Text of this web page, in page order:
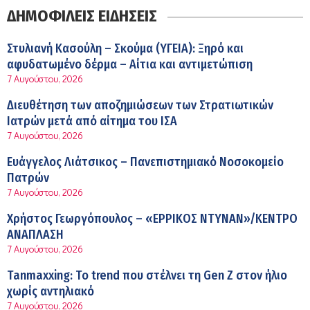
6:11 πμ
Σύσκεψη στον ΕΟΦ για την ομαλή λειτουργία της
εφοδιαστικής αλυσίδας των φαρμάκων στη διάρκεια
του καλοκαιριού
12:08 μμ
Μιχάλης Τάτσης, Insurance & Healthcare Analyst,
διευθυντής Επιχειρηματικής Ανάπτυξης Ομίλου HHG
11:54 πμ
Kavita Patel: Ένα στα πέντε καινοτόμα φάρμακα φτάνει
τελικά στην Ελλάδα
9:21 πμ
Υπάρχει τελικά «δίαιτα θυρεοειδούς»; Τι λέει η
επιστήμη για τη διατροφή και τα συμπληρώματα
7:38 πμ
Πυρκαγιά στη Δυτική Αττική: Οι κίνδυνοι για τη δημόσια
υγεία
7:16 πμ
ΔΗΜΟΦΙΛΕΙΣ ΕΙΔΗΣΕΙΣ
Στυλιανή Κασούλη – Σκούμα (ΥΓΕΙΑ): Ξηρό και
αφυδατωμένο δέρμα – Αίτια και αντιμετώπιση
7 Αυγούστου, 2026
Διευθέτηση των αποζημιώσεων των Στρατιωτικών
Ιατρών μετά από αίτημα του ΙΣΑ
7 Αυγούστου, 2026
Ευάγγελος Λιάτσικος – Πανεπιστημιακό Νοσοκομείο
Πατρών
7 Αυγούστου, 2026
Χρήστος Γεωργόπουλος – «ΕΡΡΙΚΟΣ ΝΤΥΝΑΝ»/ΚΕΝΤΡΟ
ΑΝΑΠΛΑΣΗ
7 Αυγούστου, 2026
Tanmaxxing: To trend που στέλνει τη Gen Z στον ήλιο
χωρίς αντηλιακό
7 Αυγούστου, 2026